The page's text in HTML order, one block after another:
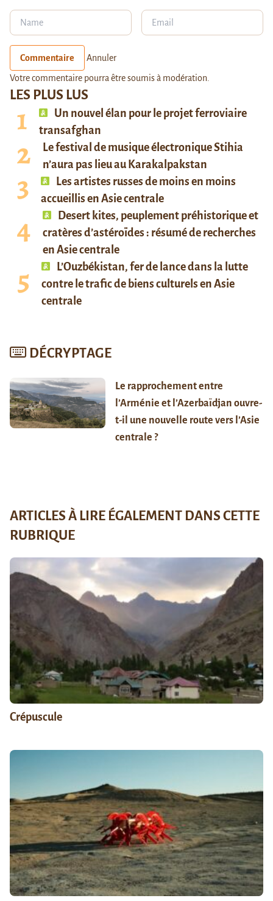
LES PLUS LUS
Un nouvel élan pour le projet ferroviaire
transafghan
Le festival de musique électronique Stihia
n’aura pas lieu au Karakalpakstan
Les artistes russes de moins en moins
accueillis en Asie centrale
Desert kites, peuplement préhistorique et
cratères d’astéroïdes : résumé de recherches
en Asie centrale
L’Ouzbékistan, fer de lance dans la lutte
contre le trafic de biens culturels en Asie
centrale
DÉCRYPTAGE
Le rapprochement entre
l’Arménie et l’Azerbaïdjan ouvre-
t-il une nouvelle route vers l’Asie
centrale ?
Commentaire Annuler
Votre commentaire pourra être soumis à modération.
ARTICLES À LIRE ÉGALEMENT DANS CETTE
RUBRIQUE
Crépuscule